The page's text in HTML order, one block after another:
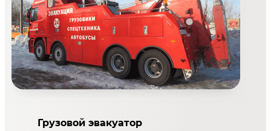
Грузовой эвакуатор